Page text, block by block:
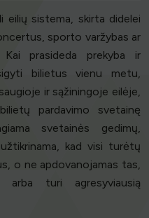
eilių sistema, skirta didelei
sporto varžybas ar
Kai prasideda prekyba ir
bilietus vienu metu,
ir sąžiningoje eilėje,
pardavimo svetainę
svetainės gedimų,
kad visi turėtų
o ne apdovanojamas tas,
arba turi agresyviausią